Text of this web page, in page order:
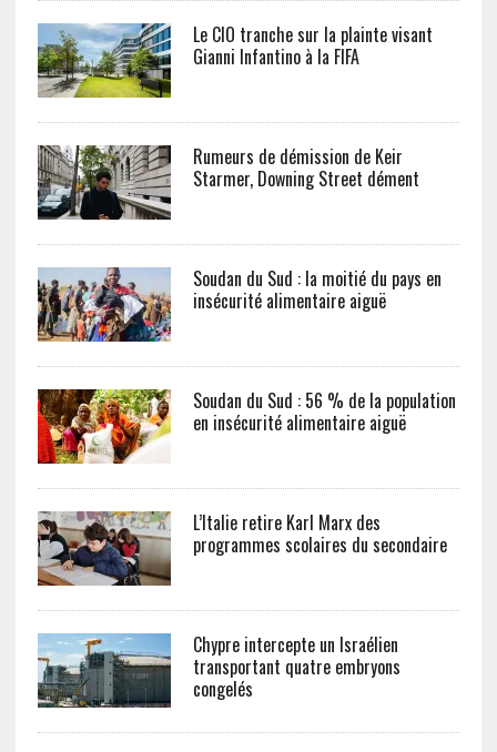
Le CIO tranche sur la plainte visant
Gianni Infantino à la FIFA
Rumeurs de démission de Keir
Starmer, Downing Street dément
Soudan du Sud : la moitié du pays en
insécurité alimentaire aiguë
Soudan du Sud : 56 % de la population
en insécurité alimentaire aiguë
L’Italie retire Karl Marx des
programmes scolaires du secondaire
Chypre intercepte un Israélien
transportant quatre embryons
congelés